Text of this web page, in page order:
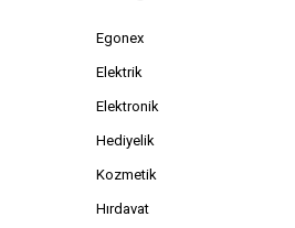
Egonex
Elektrik
Elektronik
Hediyelik
Kozmetik
Hırdavat